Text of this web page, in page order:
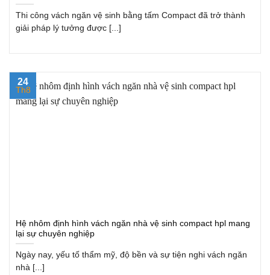
Thi công vách ngăn vệ sinh bằng tấm Compact đã trở thành
giải pháp lý tưởng được [...]
Hệ nhôm định hình vách ngăn nhà vệ sinh compact hpl mang
lại sự chuyên nghiệp
Ngày nay, yếu tố thẩm mỹ, độ bền và sự tiện nghi vách ngăn
nhà [...]
24
Th8